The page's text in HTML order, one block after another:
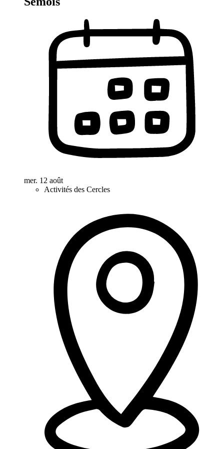
mer. 12 août
Activités des Cercles